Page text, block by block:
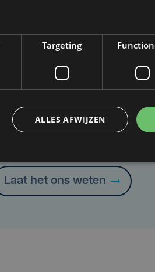
Taalfout opgemerkt?
Laat het ons weten
Targeting
ALLES AFWIJZEN